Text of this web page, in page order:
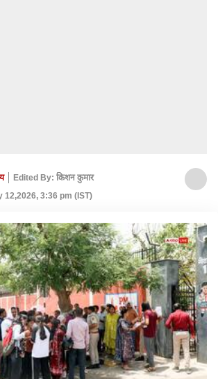
Edited By: किशन कुमार
12,2026, 3:36 pm (IST)